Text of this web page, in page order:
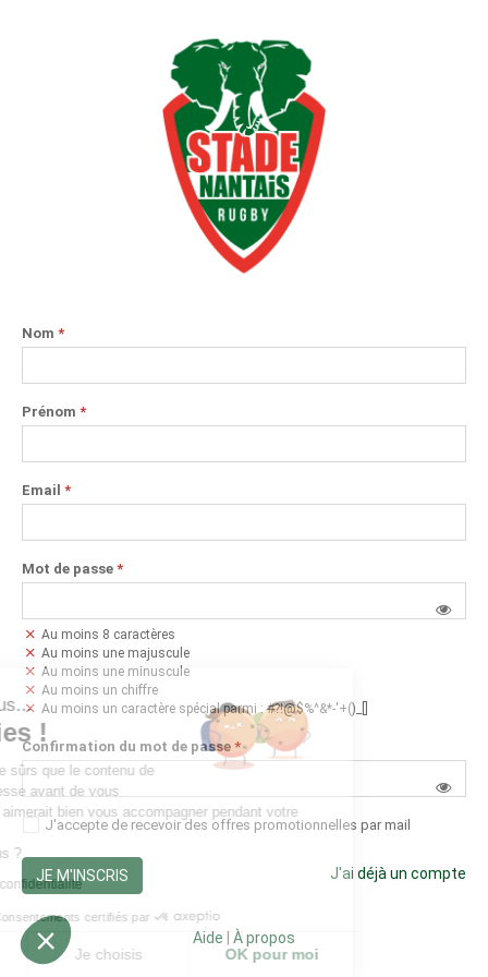
Nom *
Prénom *
Email *
Mot de passe *
Au moins 8 caractères
Au moins une majuscule
Au moins une minuscule
Au moins un chiffre
Au moins un caractère spécial parmi : #?!@$%^&*-'+()_[]
Confirmation du mot de passe *
J'accepte de recevoir des offres promotionnelles par mail
JE M'INSCRIS J'ai déjà un compte
Aide À propos
nous...
!
d'être sûrs que le contenu de
avant de vous
on aimerait bien vous accompagner pendant votre
vous ?
de confidentialité
Consentements certifiés par
Je choisis OK pour moi